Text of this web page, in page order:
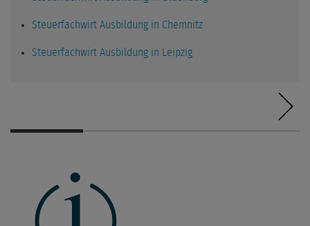
Steuerfachwirt Ausbildung in Chemnitz
Steuerfachwirt Ausbildung in Leipzig